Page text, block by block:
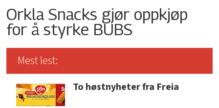
Orkla Snacks gjør oppkjøp
for å styrke BUBS
Mest lest:
To høstnyheter fra Freia